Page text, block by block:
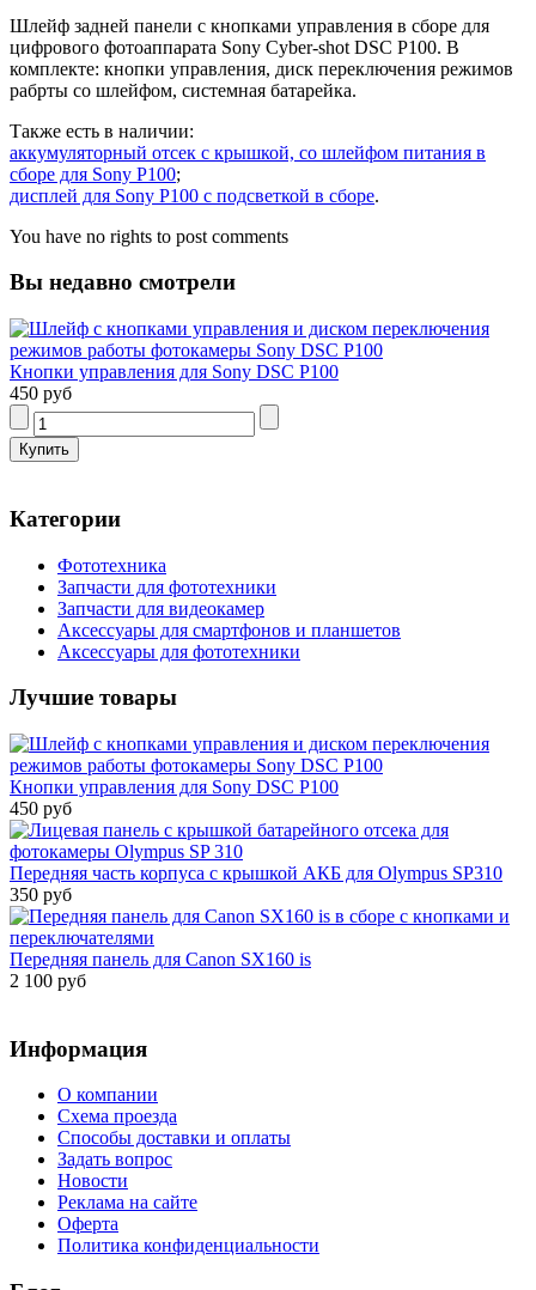
Шлейф задней панели с кнопками управления в сборе для
цифрового фотоаппарата Sony Cyber-shot DSC P100. В
комплекте: кнопки управления, диск переключения режимов
рабрты со шлейфом, системная батарейка.
Также есть в наличии:
аккумуляторный отсек с крышкой, со шлейфом питания в
сборе для Sony P100;
дисплей для Sony P100 с подсветкой в сборе.
You have no rights to post comments
Вы недавно смотрели
Кнопки управления для Sony DSC P100
450 руб
Категории
Фототехника
Запчасти для фототехники
Запчасти для видеокамер
Аксессуары для смартфонов и планшетов
Аксессуары для фототехники
Лучшие товары
Кнопки управления для Sony DSC P100
450 руб
Передняя часть корпуса с крышкой АКБ для Olympus SP310
350 руб
Передняя панель для Canon SX160 is
2 100 руб
Информация
О компании
Схема проезда
Способы доставки и оплаты
Задать вопрос
Новости
Реклама на сайте
Оферта
Политика конфиденциальности